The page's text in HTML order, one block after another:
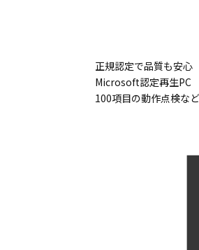
正規認定で品質も安心
Microsoft認定再生PC
100項目の動作点検な